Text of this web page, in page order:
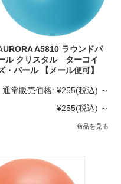
A5810 ラウンドパ
ル クリスタル ターコイ
・パール 【メール便可】
通常販売価格: ¥255(税込) ～
¥255(税込) ～
商品を見る